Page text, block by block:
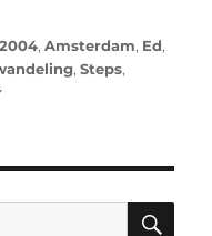
2004,Amsterdam, Ed,
,Steps,